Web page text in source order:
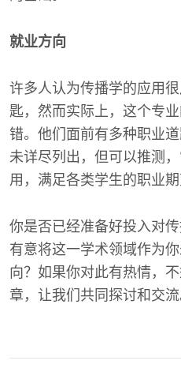
就业方向
许多人认为传播学的应用
匙，然而实际上，这个专
错。他们面前有多种职业
未详尽列出，但可以推测
用，满足各类学生的职业期
你是否已经准备好投入对
有意将这一学术领域作为
向？如果你对此有热情，
章，让我们共同探讨和交流